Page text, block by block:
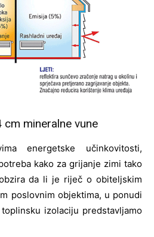
cm mineralne vune
energetske učinkovitosti,
kako za grijanje zimi tako
da li je riječ o obiteljskim
poslovnim objektima, u ponudi
izolaciju predstavljamo